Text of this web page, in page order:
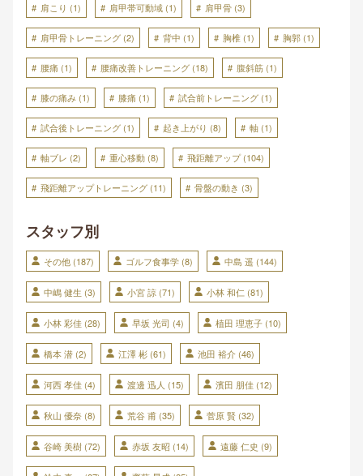
肩こり (1) 肩甲帯可動域 (1) 肩甲骨 (3)
肩甲骨トレーニング (2) 背中 (1) 胸椎 (1) 胸郭 (1)
腰痛 (1) 腰痛改善トレーニング (18) 腹斜筋 (1)
膝の痛み (1) 膝痛 (1) 試合前トレーニング (1)
試合後トレーニング (1) 起き上がり (8) 軸 (1)
軸ブレ (2) 重心移動 (8) 飛距離アップ(104)
飛距離アップトレーニング (11) 骨盤の動き (3)
スタッフ別
その他 (187) ゴルフ食事学 (8) 中島 遥 (144)
中嶋 健生 (3) 小宮 諒 (71) 小林 和仁 (81)
小林 彩佳 (28) 早坂 光司 (4) 植田 理恵子 (10)
橋本 潜 (2) 江澤 彬 (61) 池田 裕介 (46)
河西 孝佳 (4) 渡邊 迅人 (15) 濱田 朋佳 (12)
秋山 優奈 (8) 荒谷 甫 (35) 菅原 賢 (32)
谷崎 美樹 (72) 赤坂 友昭 (14) 遠藤 仁史 (9)